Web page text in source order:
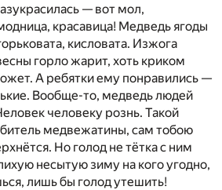
— вот мол,
красавица! Медведь ягоды
кисловата. Изжога
горло жарит, хоть криком
А ребятки ему понравились —
Вообще-то, медведь людей
человеку рознь. Такой
медвежатины, сам тобою
Но голод не тётка с ним
несытую зиму на кого угодно,
лишь бы голод утешить!